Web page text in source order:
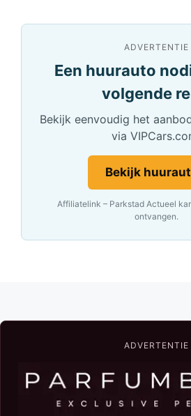
ADVERTENTIE
Een huurauto
volgende
Bekijk eenvoudig het
via
Bekijk
Affiliatelink – Parkstad Actueel
ontvangen.
ADVERTENTIE